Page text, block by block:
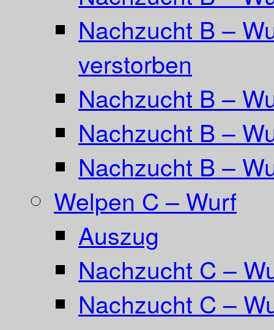
Nachzucht B –
verstorben
Nachzucht B –
Nachzucht B –
Nachzucht B –
Welpen C – Wurf
Auszug
Nachzucht C –
Nachzucht C –